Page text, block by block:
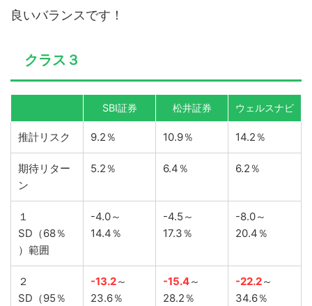
良いバランスです！
クラス３
SBI証券 松井証券 ウェルスナビ
推計リスク 9.2％ 10.9％ 14.2％
期待リター
ン
5.2％ 6.4％ 6.2％
１
SD（68％
）範囲
-4.0～
14.4％
-4.5～
17.3％
-8.0～
20.4％
２
SD（95％
-13.2～
23.6％
-15.4～
28.2％
-22.2～
34.6％